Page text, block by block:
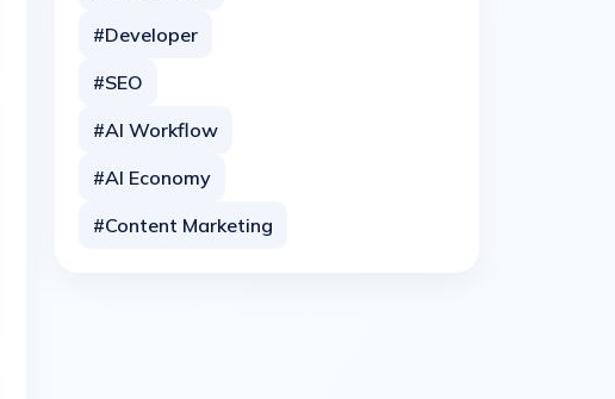
#Developer
#SEO
#AI Workflow
#AI Economy
#Content Marketing